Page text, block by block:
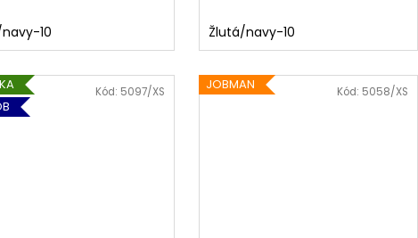
10 Žlutá/navy-10
Kód: 5097/XS JOBMAN Kód: 5058/XS